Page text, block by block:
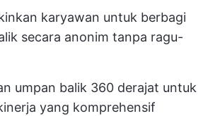
karyawan untuk berbagi
secara anonim tanpa ragu-
umpan balik 360 derajat untuk
yang komprehensif